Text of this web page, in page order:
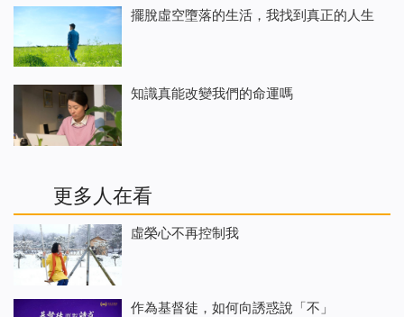
擺脫虛空墮落的生活，我找到真正的人生
知識真能改變我們的命運嗎
更多人在看
虛榮心不再控制我
作為基督徒，如何向誘惑說「不」